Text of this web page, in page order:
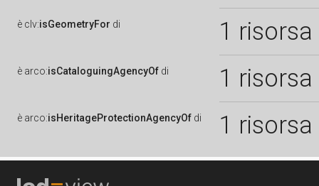
è clv:isGeometryFor di 1 risorsa
è arco:isCataloguingAgencyOf di 1 risorsa
è arco:isHeritageProtectionAgencyOf di 1 risorsa